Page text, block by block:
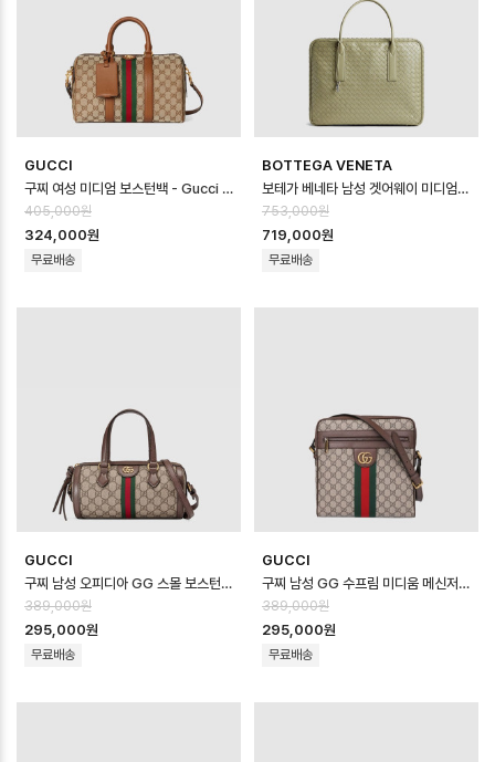
GUCCI
구찌 여성 미디엄 보스턴백 - Gucci Womens Medium Boston Bag - …
405,000원
324,000원
무료배송
BOTTEGA VENETA
보테가 베네타 남성 겟어웨이 미디엄 여행 가방 - Bottega veneta Mens Ge…
753,000원
719,000원
무료배송
GUCCI
구찌 남성 오피디아 GG 스몰 보스턴 백 - Gucci Mens Ophidia GG Sma…
389,000원
295,000원
무료배송
GUCCI
구찌 남성 GG 수프림 미디움 메신저백 - Gucci Mens GG Supreme Medi…
389,000원
295,000원
무료배송